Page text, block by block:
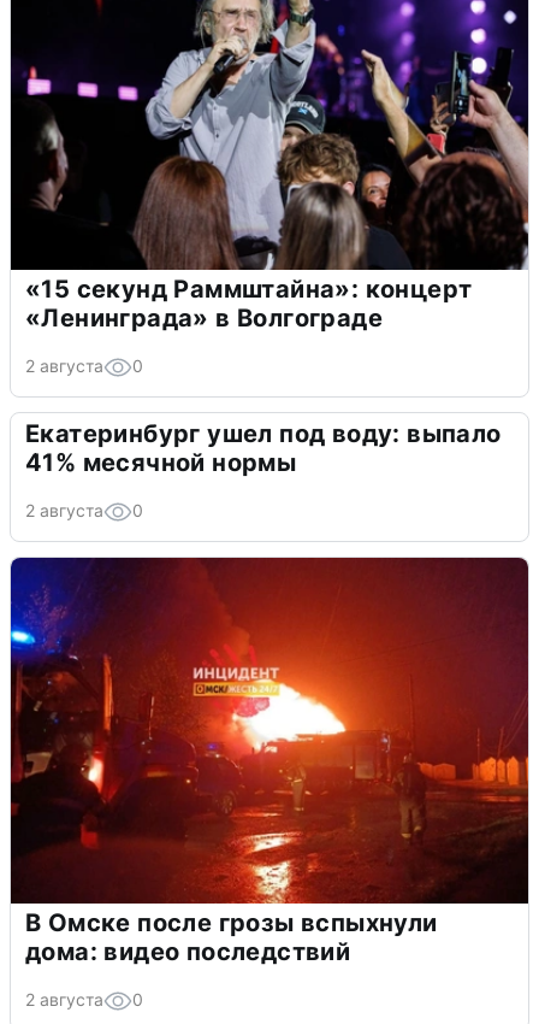
«15 секунд Раммштайна»: концерт
«Ленинграда» в Волгограде
2 августа 0
Екатеринбург ушел под воду: выпало
41% месячной нормы
2 августа 0
В Омске после грозы вспыхнули
дома: видео последствий
2 августа 0